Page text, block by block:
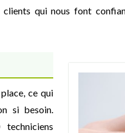
qui nous font
ce qui
si besoin.